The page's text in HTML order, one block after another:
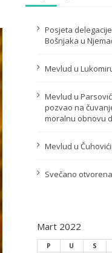
Posjeta
Bošnjaka u
Mevlud u
Mevlud u
pozvao na
moralnu obnovu
Mevlud u
Svečano
Mart 2022
P U S